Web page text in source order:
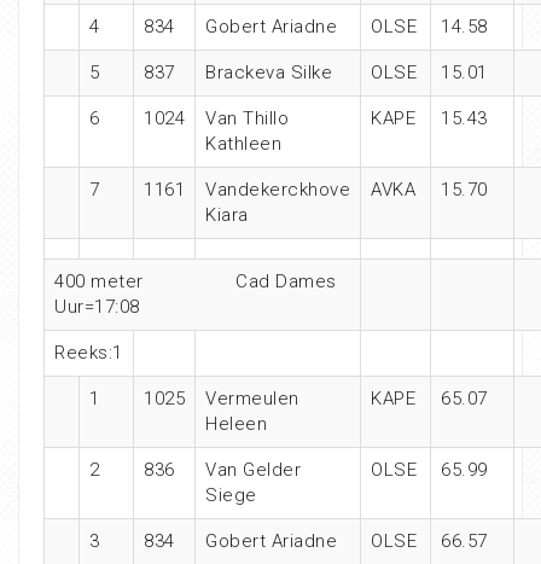
4 834 Gobert Ariadne OLSE 14.58
5 837 Brackeva Silke OLSE 15.01
6 1024
Van Thillo
Kathleen
KAPE 15.43
7 1161
Vandekerckhove
Kiara
AVKA 15.70
400 meter Cad Dames
Uur=17:08
Reeks:1
1 1025
Vermeulen
Heleen
KAPE 65.07
2 836
Van Gelder
Siege
OLSE 65.99
3 834 Gobert Ariadne OLSE 66.57